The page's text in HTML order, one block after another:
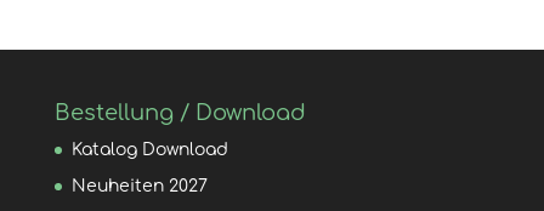
Bestellung / Download
Katalog Download
Neuheiten 2027